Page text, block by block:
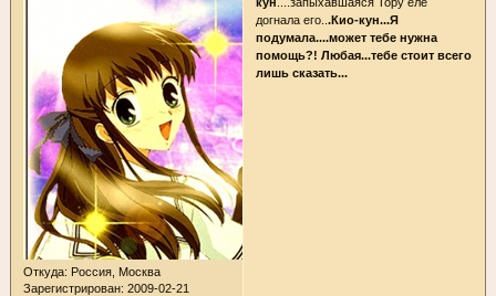
Откуда: Россия, Москва
Зарегистрирован: 2009-02-21
догнала его.. .Кио-кун...Я
подумала....может тебе нужна
помощь?! Любая...тебе стоит всего
лишь сказать...